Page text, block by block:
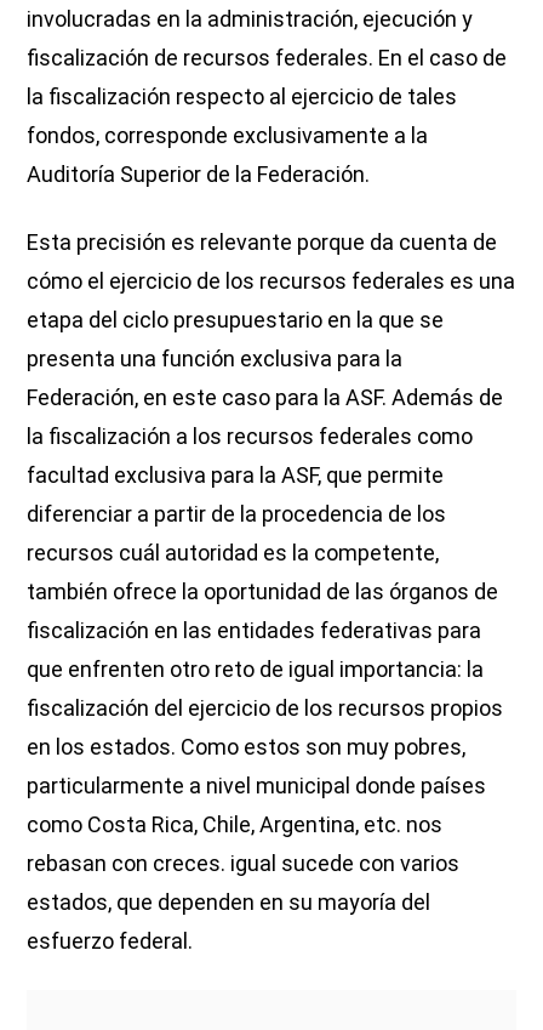
involucradas en la administración, ejecución y
fiscalización de recursos federales. En el caso de
la fiscalización respecto al ejercicio de tales
fondos, corresponde exclusivamente a la
Auditoría Superior de la Federación.
Esta precisión es relevante porque da cuenta de
cómo el ejercicio de los recursos federales es una
etapa del ciclo presupuestario en la que se
presenta una función exclusiva para la
Federación, en este caso para la ASF. Además de
la fiscalización a los recursos federales como
facultad exclusiva para la ASF, que permite
diferenciar a partir de la procedencia de los
recursos cuál autoridad es la competente,
también ofrece la oportunidad de las órganos de
fiscalización en las entidades federativas para
que enfrenten otro reto de igual importancia: la
fiscalización del ejercicio de los recursos propios
en los estados. Como estos son muy pobres,
particularmente a nivel municipal donde países
como Costa Rica, Chile, Argentina, etc. nos
rebasan con creces. igual sucede con varios
estados, que dependen en su mayoría del
esfuerzo federal.